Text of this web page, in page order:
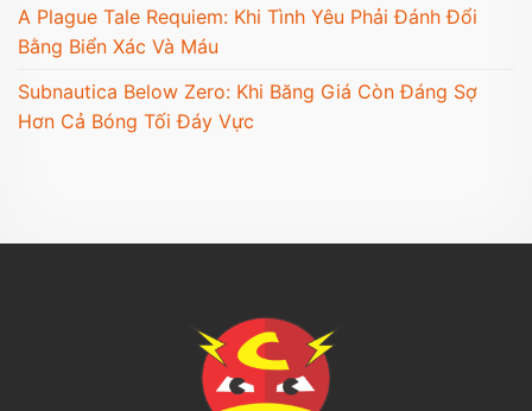
A Plague Tale Requiem: Khi Tình Yêu Phải Đánh Đổi
Bằng Biển Xác Và Máu
Subnautica Below Zero: Khi Băng Giá Còn Đáng Sợ
Hơn Cả Bóng Tối Đáy Vực